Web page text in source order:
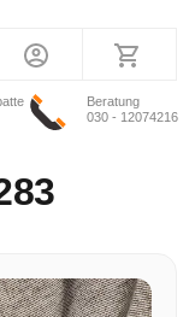
Beratung
030 - 12074216